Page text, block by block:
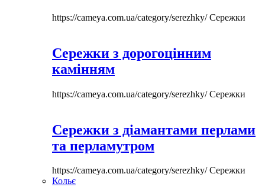
https://cameya.com.ua/category/serezhky/Сережки
Сережки з дорогоцінним
камінням
https://cameya.com.ua/category/serezhky/Сережки
Сережки з діамантами перлами
та перламутром
https://cameya.com.ua/category/serezhky/Сережки
Кольє